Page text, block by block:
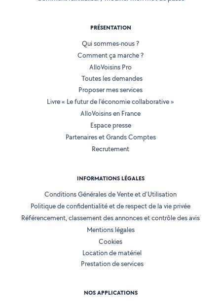
PRÉSENTATION
Qui sommes-nous ?
Comment ça marche ?
AlloVoisins Pro
Toutes les demandes
Proposer mes services
Livre « Le futur de l'économie collaborative »
AlloVoisins en France
Espace presse
Partenaires et Grands Comptes
Recrutement
INFORMATIONS LÉGALES
Conditions Générales de Vente et d'Utilisation
Politique de confidentialité et de respect de la vie privée
Référencement, classement des annonces et contrôle des avis
Mentions légales
Cookies
Location de matériel
Prestation de services
NOS APPLICATIONS